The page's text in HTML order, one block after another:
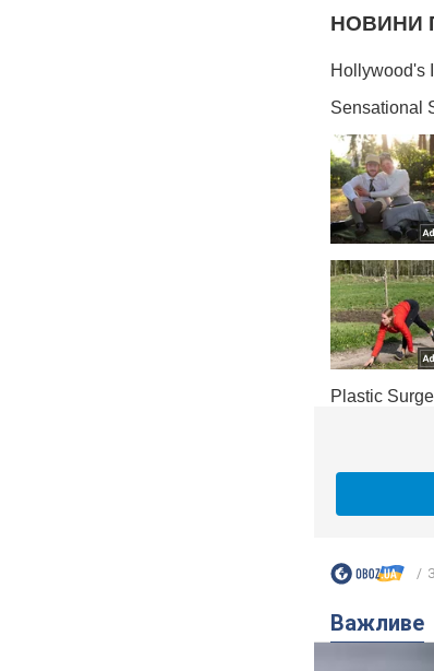
Важливе